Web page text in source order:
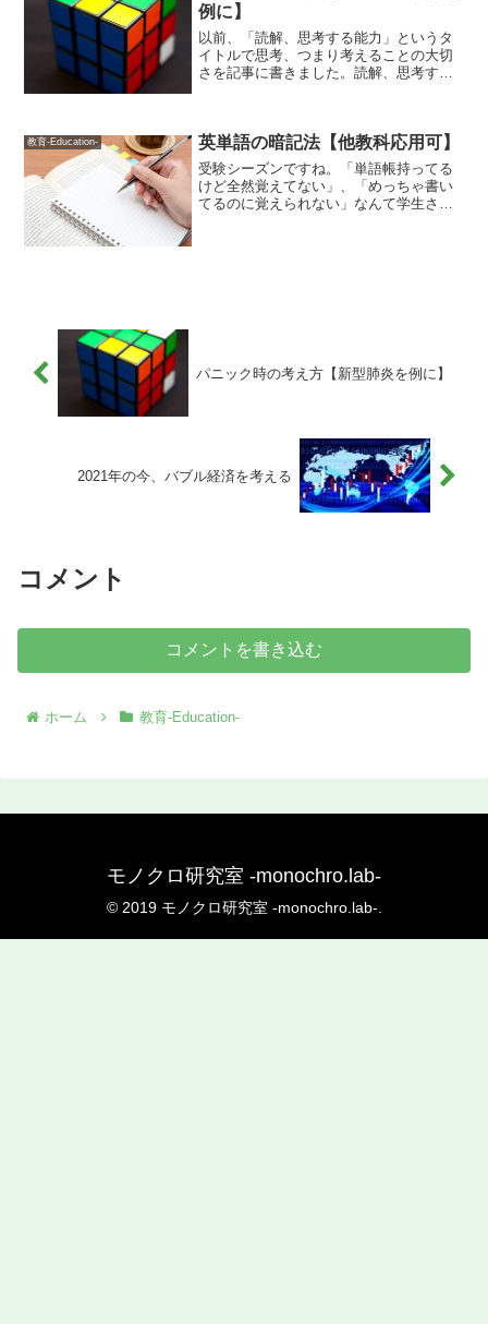
例に】
以前、「読解、思考する能力」というタ
イトルで思考、つまり考えることの大切
さを記事に書きました。読解、思考する
います。トイレットペー...
教育-Education- 英単語の暗記法【他教科応用可】
受験シーズンですね。「単語帳持ってる
けど全然覚えてない」、「めっちゃ書い
てるのに覚えられない」なんて学生さん
パニック時の考え方【新型肺炎を例に】
2021年の今、バブル経済を考える
コメント
コメントを書き込む
ホーム 教育-Education-
モノクロ研究室 -monochro.lab-
© 2019 モノクロ研究室 -monochro.lab-.